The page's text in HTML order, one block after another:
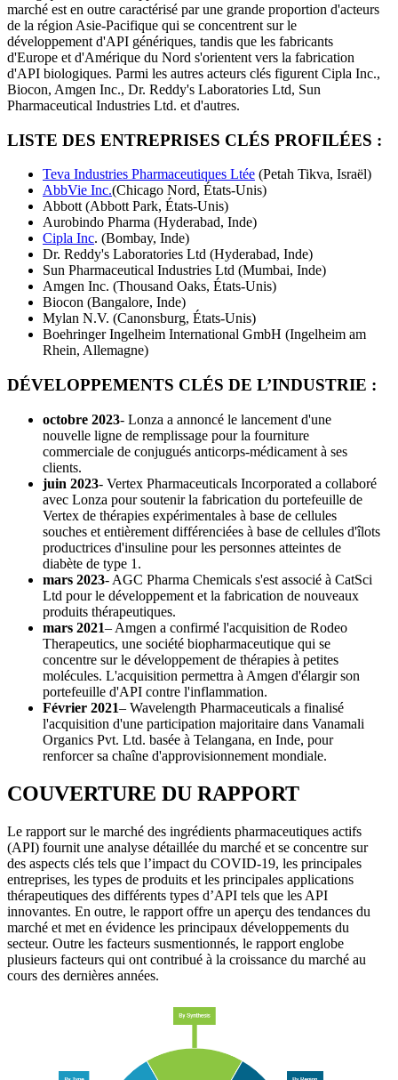
marché est en outre caractérisé par une grande proportion d'acteurs
de la région Asie-Pacifique qui se concentrent sur le
développement d'API génériques, tandis que les fabricants
d'Europe et d'Amérique du Nord s'orientent vers la fabrication
d'API biologiques. Parmi les autres acteurs clés figurent Cipla Inc.,
Biocon, Amgen Inc., Dr. Reddy's Laboratories Ltd, Sun
Pharmaceutical Industries Ltd. et d'autres.
LISTE DES ENTREPRISES CLÉS PROFILÉES :
Teva Industries Pharmaceutiques Ltée (Petah Tikva, Israël)
AbbVie Inc.(Chicago Nord, États-Unis)
Abbott (Abbott Park, États-Unis)
Aurobindo Pharma (Hyderabad, Inde)
Cipla Inc. (Bombay, Inde)
Dr. Reddy's Laboratories Ltd (Hyderabad, Inde)
Sun Pharmaceutical Industries Ltd (Mumbai, Inde)
Amgen Inc. (Thousand Oaks, États-Unis)
Biocon (Bangalore, Inde)
Mylan N.V. (Canonsburg, États-Unis)
Boehringer Ingelheim International GmbH (Ingelheim am
Rhein, Allemagne)
DÉVELOPPEMENTS CLÉS DE L’INDUSTRIE :
octobre 2023- Lonza a annoncé le lancement d'une
nouvelle ligne de remplissage pour la fourniture
commerciale de conjugués anticorps-médicament à ses
clients.
juin 2023- Vertex Pharmaceuticals Incorporated a collaboré
avec Lonza pour soutenir la fabrication du portefeuille de
Vertex de thérapies expérimentales à base de cellules
souches et entièrement différenciées à base de cellules d'îlots
productrices d'insuline pour les personnes atteintes de
diabète de type 1.
mars 2023- AGC Pharma Chemicals s'est associé à CatSci
Ltd pour le développement et la fabrication de nouveaux
produits thérapeutiques.
mars 2021– Amgen a confirmé l'acquisition de Rodeo
Therapeutics, une société biopharmaceutique qui se
concentre sur le développement de thérapies à petites
molécules. L'acquisition permettra à Amgen d'élargir son
portefeuille d'API contre l'inflammation.
Février 2021– Wavelength Pharmaceuticals a finalisé
l'acquisition d'une participation majoritaire dans Vanamali
Organics Pvt. Ltd. basée à Telangana, en Inde, pour
renforcer sa chaîne d'approvisionnement mondiale.
COUVERTURE DU RAPPORT
Le rapport sur le marché des ingrédients pharmaceutiques actifs
(API) fournit une analyse détaillée du marché et se concentre sur
des aspects clés tels que l’impact du COVID-19, les principales
entreprises, les types de produits et les principales applications
thérapeutiques des différents types d’API tels que les API
innovantes. En outre, le rapport offre un aperçu des tendances du
marché et met en évidence les principaux développements du
secteur. Outre les facteurs susmentionnés, le rapport englobe
plusieurs facteurs qui ont contribué à la croissance du marché au
cours des dernières années.